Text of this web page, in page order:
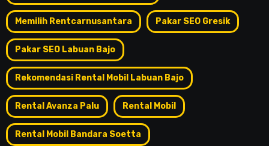
Memilih Rentcarnusantara Pakar SEO Gresik
Pakar SEO Labuan Bajo
Rekomendasi Rental Mobil Labuan Bajo
Rental Avanza Palu Rental Mobil
Rental Mobil Bandara Soetta